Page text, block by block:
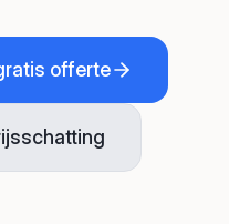
offerte